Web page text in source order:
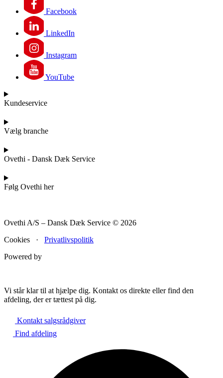
Facebook
LinkedIn
Instagram
YouTube
Kundeservice
Vælg branche
Ovethi - Dansk Dæk Service
Følg Ovethi her
Ovethi A/S – Dansk Dæk Service © 2026
Cookies · Privatlivspolitik
Powered by
Vi står klar til at hjælpe dig. Kontakt os direkte eller find den
afdeling, der er tættest på dig.
Kontakt salgsrådgiver
Find afdeling